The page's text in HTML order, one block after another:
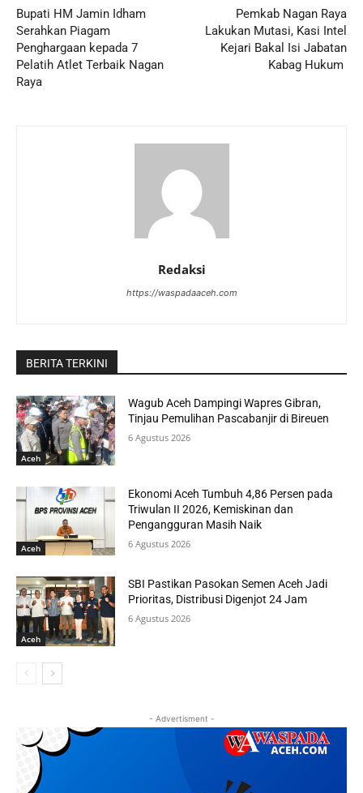
Bupati HM Jamin Idham
Serahkan Piagam
Penghargaan kepada 7
Pelatih Atlet Terbaik Nagan
Raya
Pemkab Nagan Raya
Lakukan Mutasi, Kasi Intel
Kejari Bakal Isi Jabatan
Kabag Hukum
Redaksi
https://waspadaaceh.com
BERITA TERKINI
Aceh
Wagub Aceh Dampingi Wapres Gibran,
Tinjau Pemulihan Pascabanjir di Bireuen
6 Agustus 2026
Aceh
Ekonomi Aceh Tumbuh 4,86 Persen pada
Triwulan II 2026, Kemiskinan dan
Pengangguran Masih Naik
6 Agustus 2026
Aceh
SBI Pastikan Pasokan Semen Aceh Jadi
Prioritas, Distribusi Digenjot 24 Jam
6 Agustus 2026
- Advertisment -